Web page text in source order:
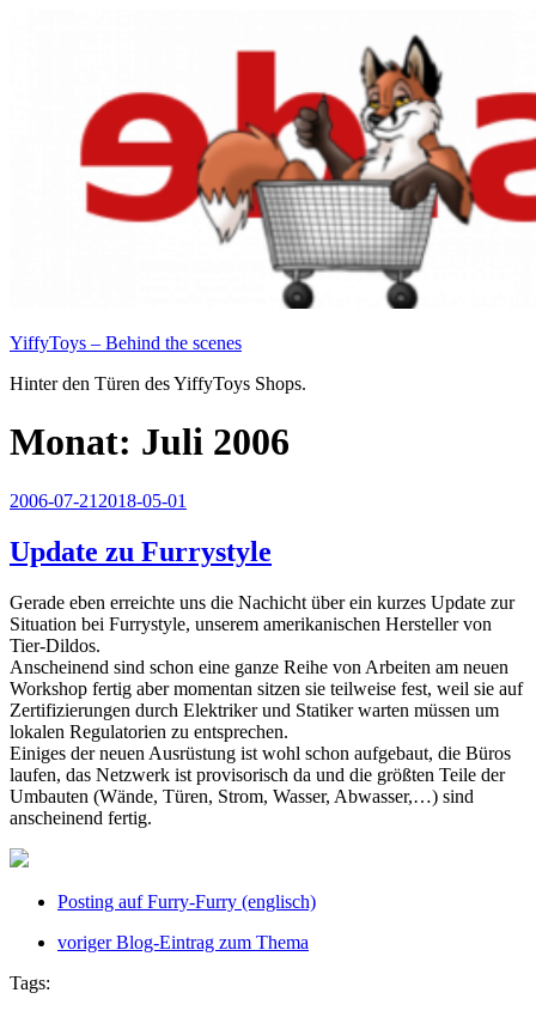
YiffyToys – Behind the scenes
Hinter den Türen des YiffyToys Shops.
Monat: Juli 2006
Veröffentlicht
2006-07-21 2018-05-01
Update zu Furrystyle
Gerade eben erreichte uns die Nachicht über ein kurzes Update zur
Situation bei Furrystyle, unserem amerikanischen Hersteller von
Tier-Dildos.
Anscheinend sind schon eine ganze Reihe von Arbeiten am neuen
Workshop fertig aber momentan sitzen sie teilweise fest, weil sie auf
Zertifizierungen durch Elektriker und Statiker warten müssen um
lokalen Regulatorien zu entsprechen.
Einiges der neuen Ausrüstung ist wohl schon aufgebaut, die Büros
laufen, das Netzwerk ist provisorisch da und die größten Teile der
Umbauten (Wände, Türen, Strom, Wasser, Abwasser,…) sind
anscheinend fertig.
Posting auf Furry-Furry (englisch)
voriger Blog-Eintrag zum Thema
Tags: